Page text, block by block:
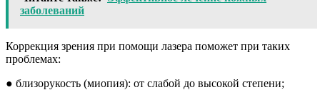
заболеваний
Коррекция зрения при помощи лазера поможет при таких
проблемах:
● близорукость (миопия): от слабой до высокой степени;